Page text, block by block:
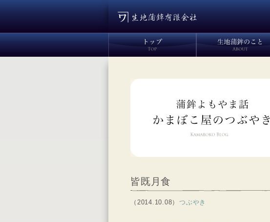
皆既月食
（2014.10.08） つぶやき